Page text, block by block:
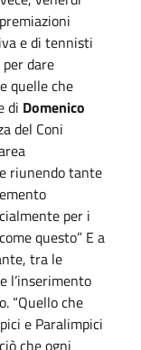
e di tennisti
dare
quelle che
di Domenico
del Coni
riunendo tante
per i
questo” E a
tra le
l’inserimento
“Quello che
e Paralimpici
che ogni